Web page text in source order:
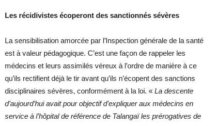
Les récidivistes écoperont des sanctionnés sévères
La sensibilisation amorcée par l’Inspection générale de la santé
est à valeur pédagogique. C’est une façon de rappeler les
médecins et leurs assimilés véreux à l’ordre de manière à ce
qu’ils rectifient déjà le tir avant qu’ils n’écopent des sanctions
disciplinaires sévères, conformément à la loi. « La descente
d’aujourd’hui avait pour objectif d’expliquer aux médecins en
service à l’hôpital de référence de Talangaï les prérogatives de